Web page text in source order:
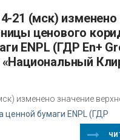
ценового
ENPL (ГДР En+
«Национальный
изменено значение
ценной бумаги ENPL (ГДР